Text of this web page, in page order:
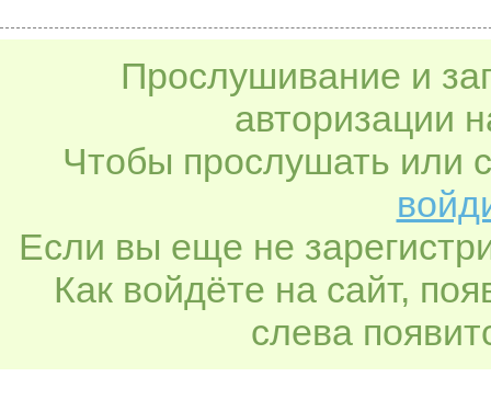
Прослушивание и
авторизации
Чтобы прослушать или
Если вы еще не
Как войдёте на сайт,
слева